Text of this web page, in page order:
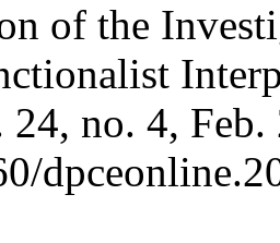
of the
24, no. 4, Feb.